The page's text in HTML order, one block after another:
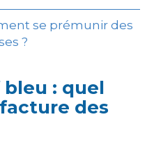
se prémunir des
?
: quel
des